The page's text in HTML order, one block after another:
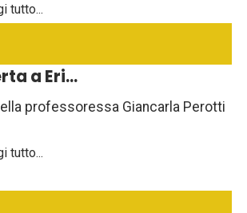
tutto...
a Eri...
professoressa Giancarla Perotti
tutto...